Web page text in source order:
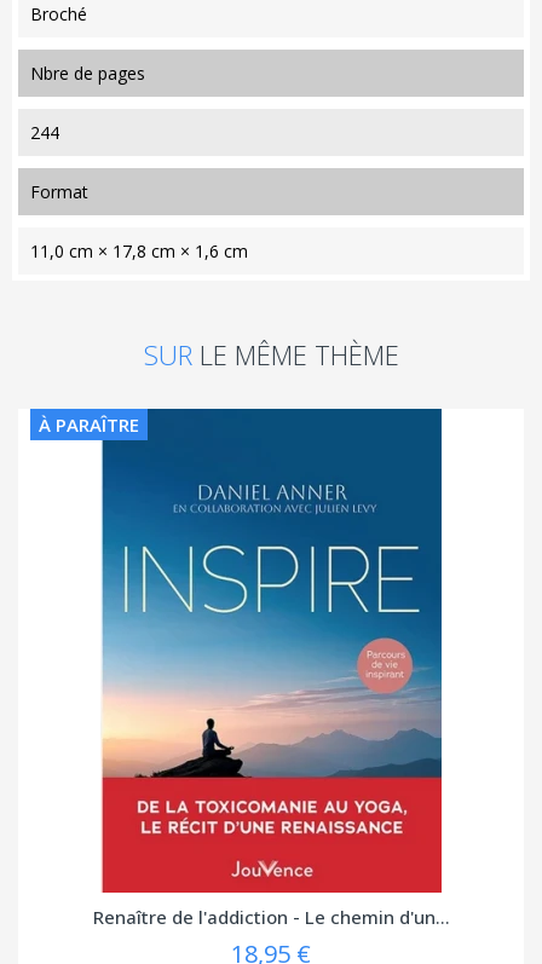
Broché
nbre de pages
244
format
11,0 cm × 17,8 cm × 1,6 cm
SUR LE MÊME THÈME
À PARAÎTRE
Renaître de l'addiction - Le chemin d'un...
18,95 €